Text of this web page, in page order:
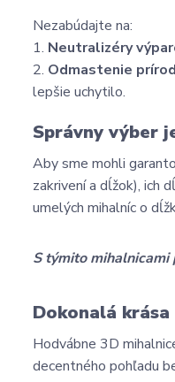
Nezabúdajte na:
1. Neutralizéry
2. Odmastenie
lepšie uchytilo.
Správny výber
Aby sme mohli
zakrivení a dĺžok), ich
umelých mihalníc o
S týmito mihalnicami
Dokonalá
Hodvábne 3D
decentného pohľadu